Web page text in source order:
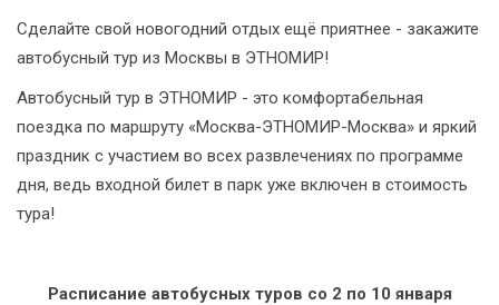
Сделайте свой новогодний отдых ещё приятнее - закажите
автобусный тур из Москвы в ЭТНОМИР!
Автобусный тур в ЭТНОМИР - это комфортабельная
поездка по маршруту «Москва-ЭТНОМИР-Москва» и яркий
праздник с участием во всех развлечениях по программе
дня, ведь входной билет в парк уже включен в стоимость
тура!
Расписание автобусных туров со 2 по 10 января